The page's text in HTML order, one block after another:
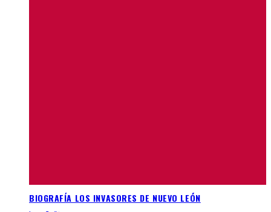
BIOGRAFÍA LOS INVASORES DE NUEVO LEÓN